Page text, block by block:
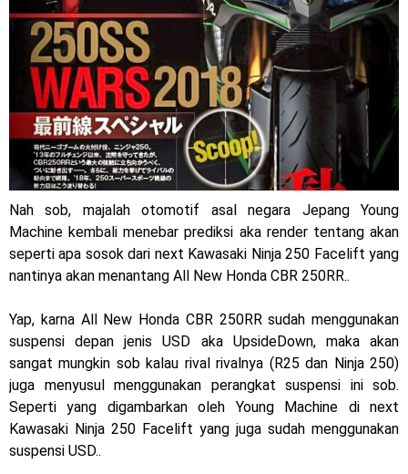
Jelajah Petualangan Tanpa Batas
Yamalube Power XP Matic resmi dirilis untuk skutik Blue
Core 125cc dengan mobilitas tinggi
Yamaha Indonesia Rilis Warna Baru Fazzio Hybrid yang lebih
Eye Catchy & Kece Abis
Sudah pakai diskbrake belakang ! Yamaha Indonesia Resmi
perkenalkan Aerox Alpha 155 Turbo !
Yamaha Nmax Turbo 155 sudah lahir, Aerox Turbo hanya
tinggal menunggu waktu ?
Honda Indonesia resmi jual New CBR 1000RR-R Fireblade
2025, harganya mantap !
Dukung MotoGP Mandalika 2024, AHM serahkan 10 unit
Nah sob, majalah otomotif asal negara Jepang Young
Machine kembali menebar prediksi aka render tentang akan
seperti apa sosok dari next Kawasaki Ninja 250 Facelift yang
nantinya akan menantang All New Honda CBR 250RR..
Yap, karna All New Honda CBR 250RR sudah menggunakan
suspensi depan jenis USD aka UpsideDown, maka akan
sangat mungkin sob kalau rival rivalnya (R25 dan Ninja 250)
juga menyusul menggunakan perangkat suspensi ini sob.
Seperti yang digambarkan oleh Young Machine di next
Kawasaki Ninja 250 Facelift yang juga sudah menggunakan
suspensi USD..